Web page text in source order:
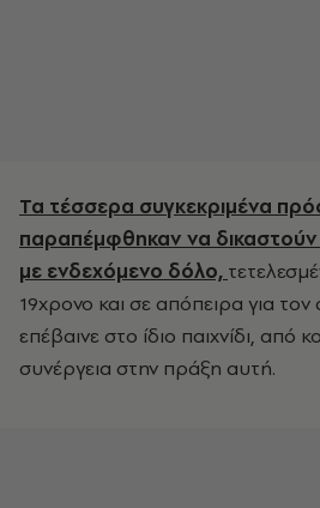
Τα τέσσερα συγκεκριμένα
παραπέμφθηκαν να
με ενδεχόμενο δόλο,
19χρονο και σε απόπειρα για
επέβαινε στο ίδιο παιχνίδι, από
συνέργεια στην πράξη αυτή.